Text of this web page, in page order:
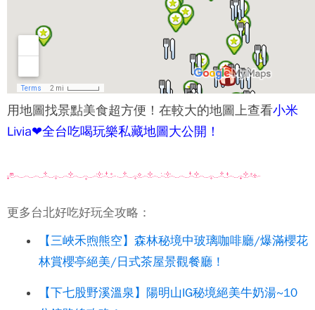
用地圖找景點美食超方便！在較大的地圖上查看小米
Livia❤全台吃喝玩樂私藏地圖大公開！
更多台北好吃好玩全攻略：
【三峽禾煦熊空】森林秘境中玻璃咖啡廳/爆滿櫻花
林賞櫻亭絕美/日式茶屋景觀餐廳！
【下七股野溪溫泉】陽明山IG秘境絕美牛奶湯~10